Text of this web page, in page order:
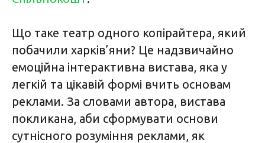
Що таке театр одного копірайтера, який
побачили харків’яни? Це надзвичайно
емоційна інтерактивна вистава, яка у
легкій та цікавій формі вчить основам
реклами. За словами автора, вистава
покликана, аби сформувати основи
сутнісного розуміння реклами, як